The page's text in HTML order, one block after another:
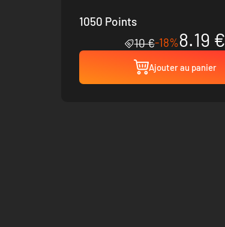
1050 Points
10 €-18%8.19 €
Ajouter au panier